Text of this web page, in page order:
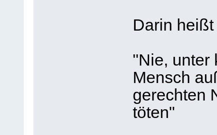
Darin heißt
"Nie, unter
Mensch
gerechten
töten"